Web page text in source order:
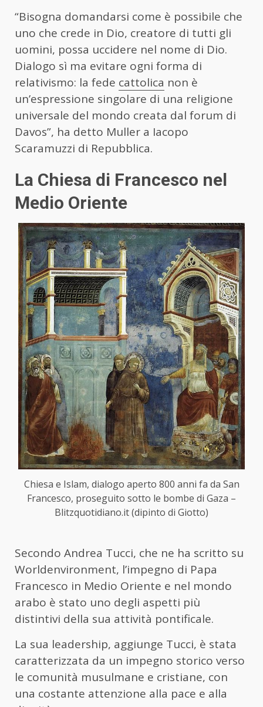
“Bisogna domandarsi come è possibile che
uno che crede in Dio, creatore di tutti gli
uomini, possa uccidere nel nome di Dio.
Dialogo sì ma evitare ogni forma di
relativismo: la fede cattolica non è
un’espressione singolare di una religione
universale del mondo creata dal forum di
Davos”, ha detto Muller a Iacopo
Scaramuzzi di Repubblica.
La Chiesa di Francesco nel
Medio Oriente
Chiesa e Islam, dialogo aperto 800 anni fa da San
Francesco, proseguito sotto le bombe di Gaza –
Blitzquotidiano.it (dipinto di Giotto)
Secondo Andrea Tucci, che ne ha scritto su
Worldenvironment, l’impegno di Papa
Francesco in Medio Oriente e nel mondo
arabo è stato uno degli aspetti più
distintivi della sua attività pontificale.
La sua leadership, aggiunge Tucci, è stata
caratterizzata da un impegno storico verso
le comunità musulmane e cristiane, con
una costante attenzione alla pace e alla